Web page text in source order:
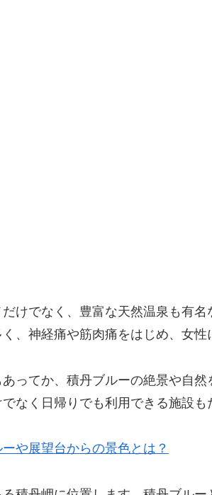
けでなく、豊富な天然温泉も有
、神経痛や筋肉痛をはじめ、女性
ってか、積丹ブルーの絶景や自
なく日帰りでも利用できる施設も
や展望台からの景色とは？